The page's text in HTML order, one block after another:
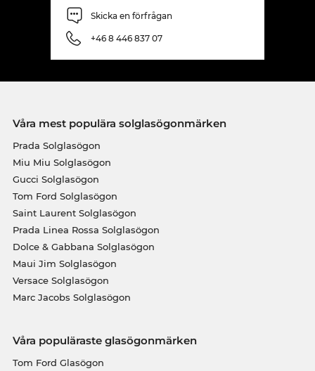
Skicka en förfrågan
+46 8 446 837 07
Våra mest populära solglasögonmärken
Prada Solglasögon
Miu Miu Solglasögon
Gucci Solglasögon
Tom Ford Solglasögon
Saint Laurent Solglasögon
Prada Linea Rossa Solglasögon
Dolce & Gabbana Solglasögon
Maui Jim Solglasögon
Versace Solglasögon
Marc Jacobs Solglasögon
Våra populäraste glasögonmärken
Tom Ford Glasögon